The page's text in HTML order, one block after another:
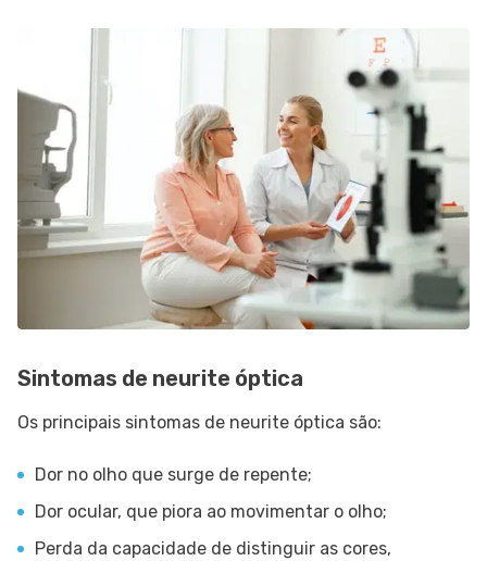
Sintomas de neurite óptica
Os principais sintomas de neurite óptica são:
Dor no olho que surge de repente;
Dor ocular, que piora ao movimentar o olho;
Perda da capacidade de distinguir as cores,